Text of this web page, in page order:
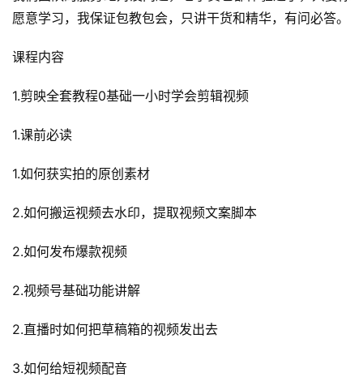
愿意学习，我保证包教包会，只讲干货和精华，有问必答。
课程内容
1.剪映全套教程0基础一小时学会剪辑视频
1.课前必读
1.如何获实拍的原创素材
2.如何搬运视频去水印，提取视频文案脚本
2.如何发布爆款视频
2.视频号基础功能讲解
2.直播时如何把草稿箱的视频发出去
3.如何给短视频配音